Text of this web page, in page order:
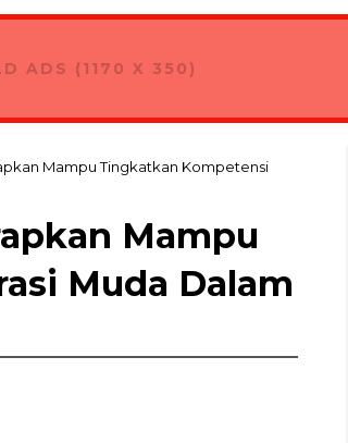
ADS (1170 X 350)
Mampu Tingkatkan Kompetensi
Mampu
Muda Dalam